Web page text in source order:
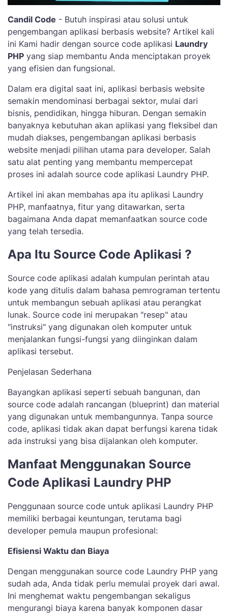
Candil Code - Butuh inspirasi atau solusi untuk
pengembangan aplikasi berbasis website? Artikel kali
ini Kami hadir dengan source code aplikasi Laundry
PHP yang siap membantu Anda menciptakan proyek
yang efisien dan fungsional.
Dalam era digital saat ini, aplikasi berbasis website
semakin mendominasi berbagai sektor, mulai dari
bisnis, pendidikan, hingga hiburan. Dengan semakin
banyaknya kebutuhan akan aplikasi yang fleksibel dan
mudah diakses, pengembangan aplikasi berbasis
website menjadi pilihan utama para developer. Salah
satu alat penting yang membantu mempercepat
proses ini adalah source code aplikasi Laundry PHP.
Artikel ini akan membahas apa itu aplikasi Laundry
PHP, manfaatnya, fitur yang ditawarkan, serta
bagaimana Anda dapat memanfaatkan source code
yang telah tersedia.
Apa Itu Source Code Aplikasi ?
Source code aplikasi adalah kumpulan perintah atau
kode yang ditulis dalam bahasa pemrograman tertentu
untuk membangun sebuah aplikasi atau perangkat
lunak. Source code ini merupakan "resep" atau
"instruksi" yang digunakan oleh komputer untuk
menjalankan fungsi-fungsi yang diinginkan dalam
aplikasi tersebut.
Penjelasan Sederhana
Bayangkan aplikasi seperti sebuah bangunan, dan
source code adalah rancangan (blueprint) dan material
yang digunakan untuk membangunnya. Tanpa source
code, aplikasi tidak akan dapat berfungsi karena tidak
ada instruksi yang bisa dijalankan oleh komputer.
Manfaat Menggunakan Source
Code Aplikasi Laundry PHP
Penggunaan source code untuk aplikasi Laundry PHP
memiliki berbagai keuntungan, terutama bagi
developer pemula maupun profesional:
Efisiensi Waktu dan Biaya
Dengan menggunakan source code Laundry PHP yang
sudah ada, Anda tidak perlu memulai proyek dari awal.
Ini menghemat waktu pengembangan sekaligus
mengurangi biaya karena banyak komponen dasar